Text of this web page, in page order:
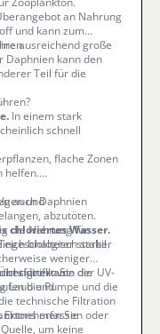
an Nahrung
und kann zum
ausreichend große
Daphnien kann den
Teil für die
In einem stark
schnell
flache Zonen
helfen.
auch Daphnien
chloriertes Wasser.
biologisch stabil
Sie die
Laub und
Entnehmen Sie
um keine
und
abzutöten.
die Nahrung für
starker
weniger
signifikant
direkt von der UV-
die Pumpe und die
technische Filtration
erfassen oder